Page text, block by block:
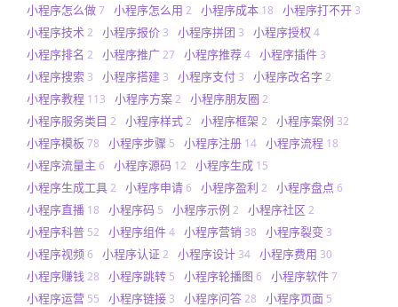
小程序怎么做7 小程序怎么用 2 小程序成本 18 小程序打不开 3
小程序技术2 小程序报价 3 小程序拼团 3 小程序授权 4
小程序排名 2 小程序推广27 小程序推荐4 小程序插件 3
小程序搜索 3 小程序搭建 3 小程序支付 3 小程序改名字 2
小程序教程 113 小程序方案2 小程序朋友圈 2
小程序服务类目 2 小程序样式2 小程序框架 2 小程序案例 32
小程序模板 78 小程序步骤 5 小程序注册 14 小程序流程 18
小程序流量主 6 小程序源码 12 小程序生成 15
小程序生成工具2 小程序申请6 小程序盈利 2 小程序盘点 6
小程序直播 18 小程序码 5 小程序示例 2 小程序社区 2
小程序科普 52 小程序组件4 小程序营销 38 小程序裂变 3
小程序视频6 小程序认证2 小程序设计 34 小程序费用 30
小程序赚钱28 小程序跳转 5 小程序轮播图 6 小程序软件7
小程序运营 55 小程序链接 3 小程序问答28 小程序页面 5